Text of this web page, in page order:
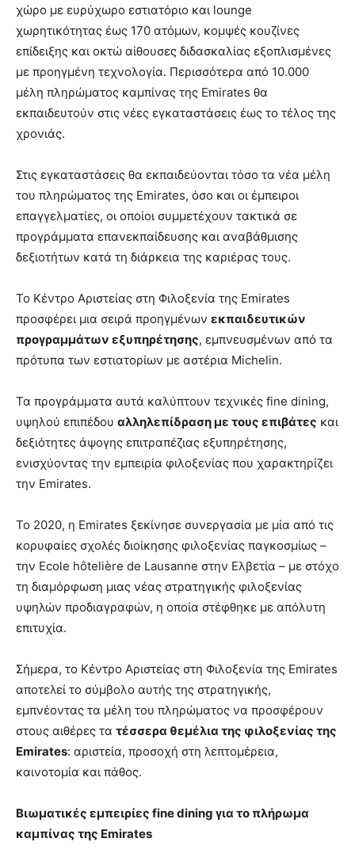
χώρο με ευρύχωρο εστιατόριο και lounge
χωρητικότητας έως 170 ατόμων, κομψές κουζίνες
επίδειξης και οκτώ αίθουσες διδασκαλίας εξοπλισμένες
με προηγμένη τεχνολογία. Περισσότερα από 10.000
μέλη πληρώματος καμπίνας της Emirates θα
εκπαιδευτούν στις νέες εγκαταστάσεις έως το τέλος της
χρονιάς.
Στις εγκαταστάσεις θα εκπαιδεύονται τόσο τα νέα μέλη
του πληρώματος της Emirates, όσο και οι έμπειροι
επαγγελματίες, οι οποίοι συμμετέχουν τακτικά σε
προγράμματα επανεκπαίδευσης και αναβάθμισης
δεξιοτήτων κατά τη διάρκεια της καριέρας τους.
Το Κέντρο Αριστείας στη Φιλοξενία της Emirates
προσφέρει μια σειρά προηγμένων εκπαιδευτικών
προγραμμάτων εξυπηρέτησης, εμπνευσμένων από τα
πρότυπα των εστιατορίων με αστέρια Michelin.
Τα προγράμματα αυτά καλύπτουν τεχνικές fine dining,
υψηλού επιπέδου αλληλεπίδραση με τους επιβάτες και
δεξιότητες άψογης επιτραπέζιας εξυπηρέτησης,
ενισχύοντας την εμπειρία φιλοξενίας που χαρακτηρίζει
την Emirates.
Το 2020, η Emirates ξεκίνησε συνεργασία με μία από τις
κορυφαίες σχολές διοίκησης φιλοξενίας παγκοσμίως –
την Ecole hôtelière de Lausanne στην Ελβετία – με στόχο
τη διαμόρφωση μιας νέας στρατηγικής φιλοξενίας
υψηλών προδιαγραφών, η οποία στέφθηκε με απόλυτη
επιτυχία.
Σήμερα, το Κέντρο Αριστείας στη Φιλοξενία της Emirates
αποτελεί το σύμβολο αυτής της στρατηγικής,
εμπνέοντας τα μέλη του πληρώματος να προσφέρουν
στους αιθέρες τα τέσσερα θεμέλια της φιλοξενίας της
Emirates: αριστεία, προσοχή στη λεπτομέρεια,
καινοτομία και πάθος.
Βιωματικές εμπειρίες fine dining για το πλήρωμα
καμπίνας της Emirates